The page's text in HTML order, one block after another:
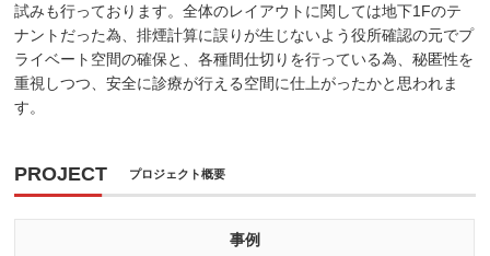
試みも行っております。全体のレイアウトに関しては地下1Fのテ
ナントだった為、排煙計算に誤りが生じないよう役所確認の元でプ
ライベート空間の確保と、各種間仕切りを行っている為、秘匿性を
重視しつつ、安全に診療が行える空間に仕上がったかと思われま
す。
PROJECT プロジェクト概要
事例